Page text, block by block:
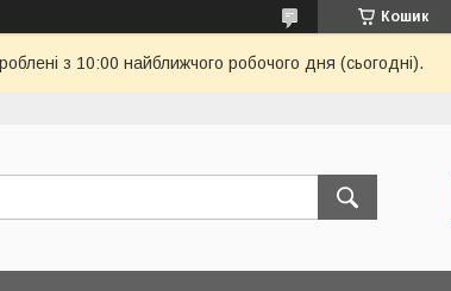
Кошик
з 10:00 найближчого робочого дня (сьогодні).